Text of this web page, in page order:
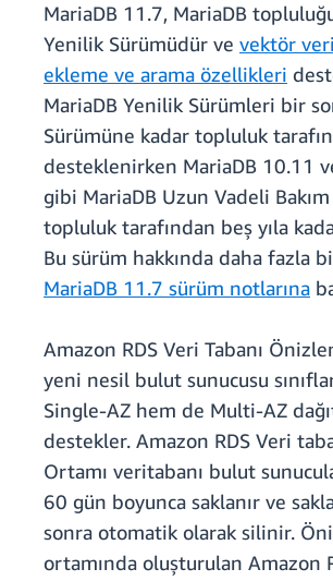
MariaDB 11.7, MariaDB
Yenilik Sürümüdür ve vektör
ekleme ve arama özellikleri
MariaDB Yenilik Sürümleri bir
Sürümüne kadar topluluk
desteklenirken MariaDB 10.11
gibi MariaDB Uzun Vadeli
topluluk tarafından beş yıla
Bu sürüm hakkında daha fazla
MariaDB 11.7 sürüm notlarına
Amazon RDS Veri Tabanı
yeni nesil bulut sunucusu
Single-AZ hem de Multi-AZ
destekler. Amazon RDS Veri
Ortamı veritabanı bulut
60 gün boyunca saklanır ve
sonra otomatik olarak silinir.
ortamında oluşturulan Amazon